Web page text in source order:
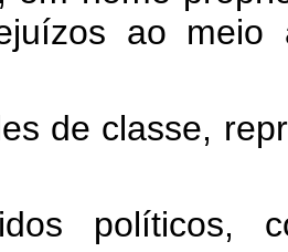
ao
de classe,
políticos,